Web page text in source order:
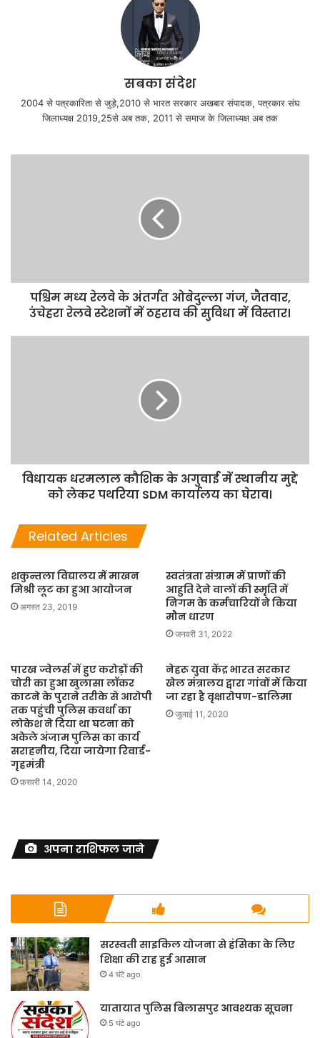
सबका संदेश
2004 से पत्रकारिता से जुड़े,2010 से भारत सरकार अखबार संपादक, पत्रकार संघ
जिलाध्यक्ष 2019,25से अब तक, 2011 से समाज के जिलाध्यक्ष अब तक
पश्चिम मध्य रेलवे के अंतर्गत ओबेदुल्ला गंज, जैतवार,
उंचेहरा रेलवे स्टेशनों में ठहराव की सुविधा में विस्तार।
विधायक धरमलाल कौशिक के अगुवाई में स्थानीय मुद्दे
को लेकर पथरिया SDM कार्यालय का घेराव।
Related Articles
शकुन्तला विद्यालय में माखन
मिश्री लूट का हुआ आयोजन
अगस्त 23, 2019
स्वतंत्रता संग्राम में प्राणों की
आहुति देने वालों की स्मृति में
निगम के कर्मचारियों ने किया
मौन धारण
जनवरी 31, 2022
पारख ज्वेलर्स में हुए करोड़ों की
चोरी का हुआ खुलासा लॉकर
काटने के पुराने तरीके से आरोपी
तक पहुंची पुलिस कवर्धा का
लोकेश ने दिया था घटना को
अकेले अंजाम पुलिस का कार्य
सराहनीय, दिया जायेगा रिवार्ड-
गृहमंत्री
फ़रवरी 14, 2020
नेहरू युवा केंद्र भारत सरकार
खेल मंत्रालय द्वारा गांवों में किया
जा रहा है वृक्षारोपण-डालिमा
जुलाई 11, 2020
अपना राशिफल जाने
सरस्वती साइकिल योजना से हंसिका के लिए
शिक्षा की राह हुई आसान
4 घंटे ago
यातायात पुलिस बिलासपुर आवश्यक सूचना
5 घंटे ago